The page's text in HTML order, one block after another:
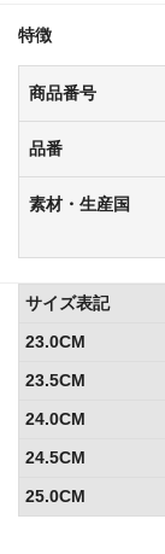
特徴
商品番号
品番
素材・生産国
サイズ表記
23.0CM
23.5CM
24.0CM
24.5CM
25.0CM